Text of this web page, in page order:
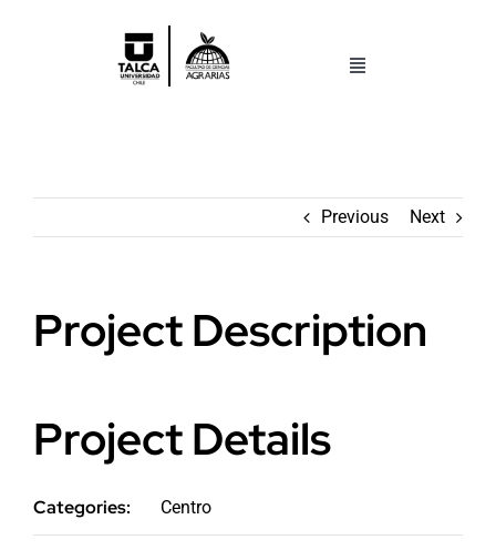
Toggle
Pregrado
Centros y Laboratorios
Investigación
for:
Previous Next
Project Description
Project Details
Categories: Centro